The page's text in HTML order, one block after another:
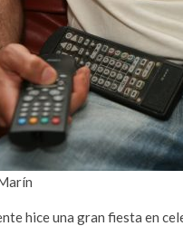
hice una gran fiesta en